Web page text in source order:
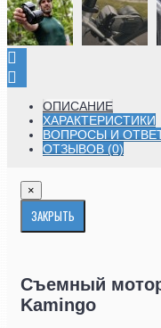
ОПИСАНИЕ
ХАРАКТЕРИСТИКИ
ВОПРОСЫ И
ОТЗЫВОВ (0)
×
ЗАКРЫТЬ
Съемный
Kamingo